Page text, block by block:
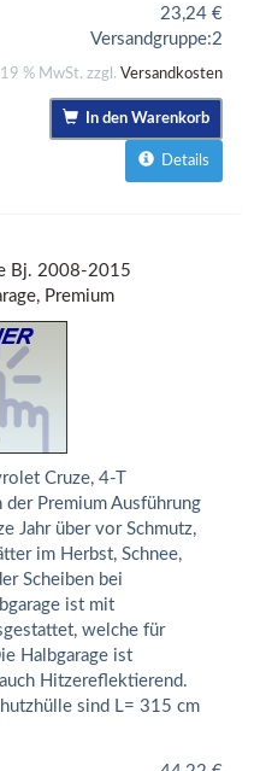
23,24 €
Versandgruppe:2
% MwSt. zzgl. Versandkosten
In den Warenkorb
Details
Bj. 2008-2015
Premium
Cruze, 4-T
Premium Ausführung
Jahr über vor Schmutz,
im Herbst, Schnee,
Scheiben bei
ist mit
welche für
Halbgarage ist
Hitzereflektierend.
sind L= 315 cm